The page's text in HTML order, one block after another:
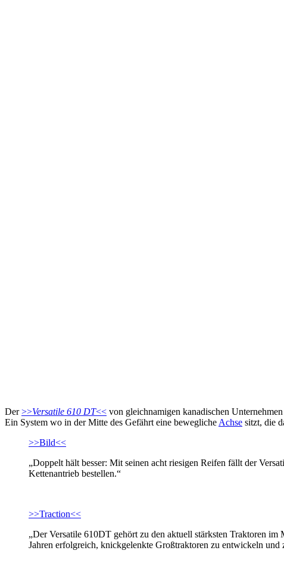
Der>>Versatile 610 DT<< von gleichnamigen kanadischen Unternehmen
Ein System wo in der Mitte des Gefährt eine bewegliche Achse sitzt, die
>>Bild<<
„Doppelt hält besser: Mit seinen acht riesigen Reifen fällt der
Kettenantrieb bestellen.“
>>Traction<<
„Der Versatile 610DT gehört zu den aktuell stärksten Traktoren
Jahren erfolgreich, knickgelenkte Großtraktoren zu entwickeln und